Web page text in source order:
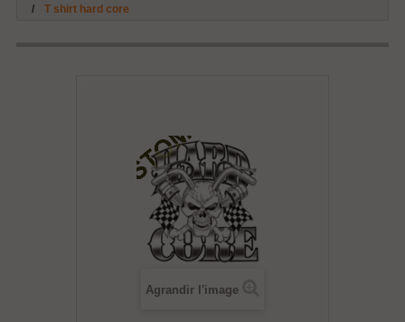
T shirt hard core
Agrandir l'image